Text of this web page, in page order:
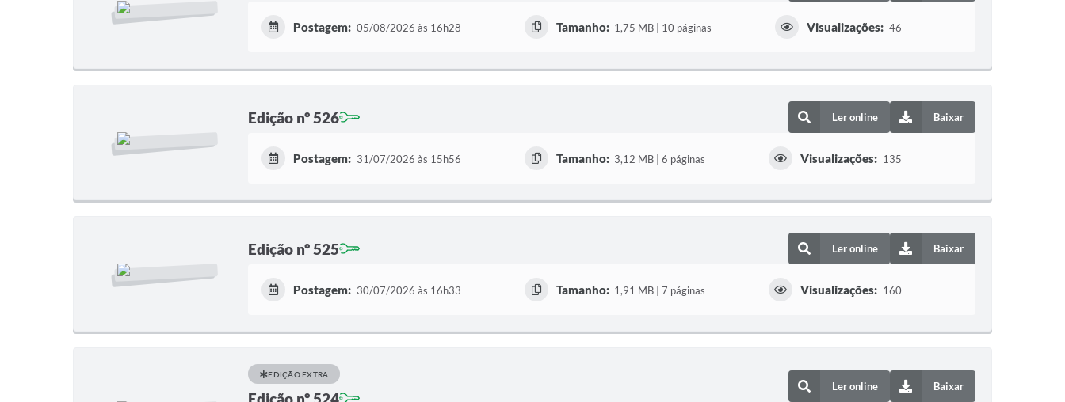
Postagem: 05/08/2026 às 16h28 Tamanho: 1,75 MB | 10 páginas Visualizações: 46
Edição nº 526 Ler online Baixar
Postagem: 31/07/2026 às 15h56 Tamanho: 3,12 MB | 6 páginas Visualizações: 135
Edição nº 525 Ler online Baixar
Postagem: 30/07/2026 às 16h33 Tamanho: 1,91 MB | 7 páginas Visualizações: 160
EDIÇÃO EXTRA
Edição nº 524
Ler online Baixar